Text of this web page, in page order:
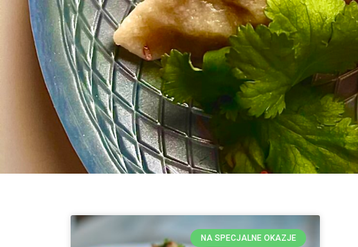
NA SPECJALNE OKAZJE